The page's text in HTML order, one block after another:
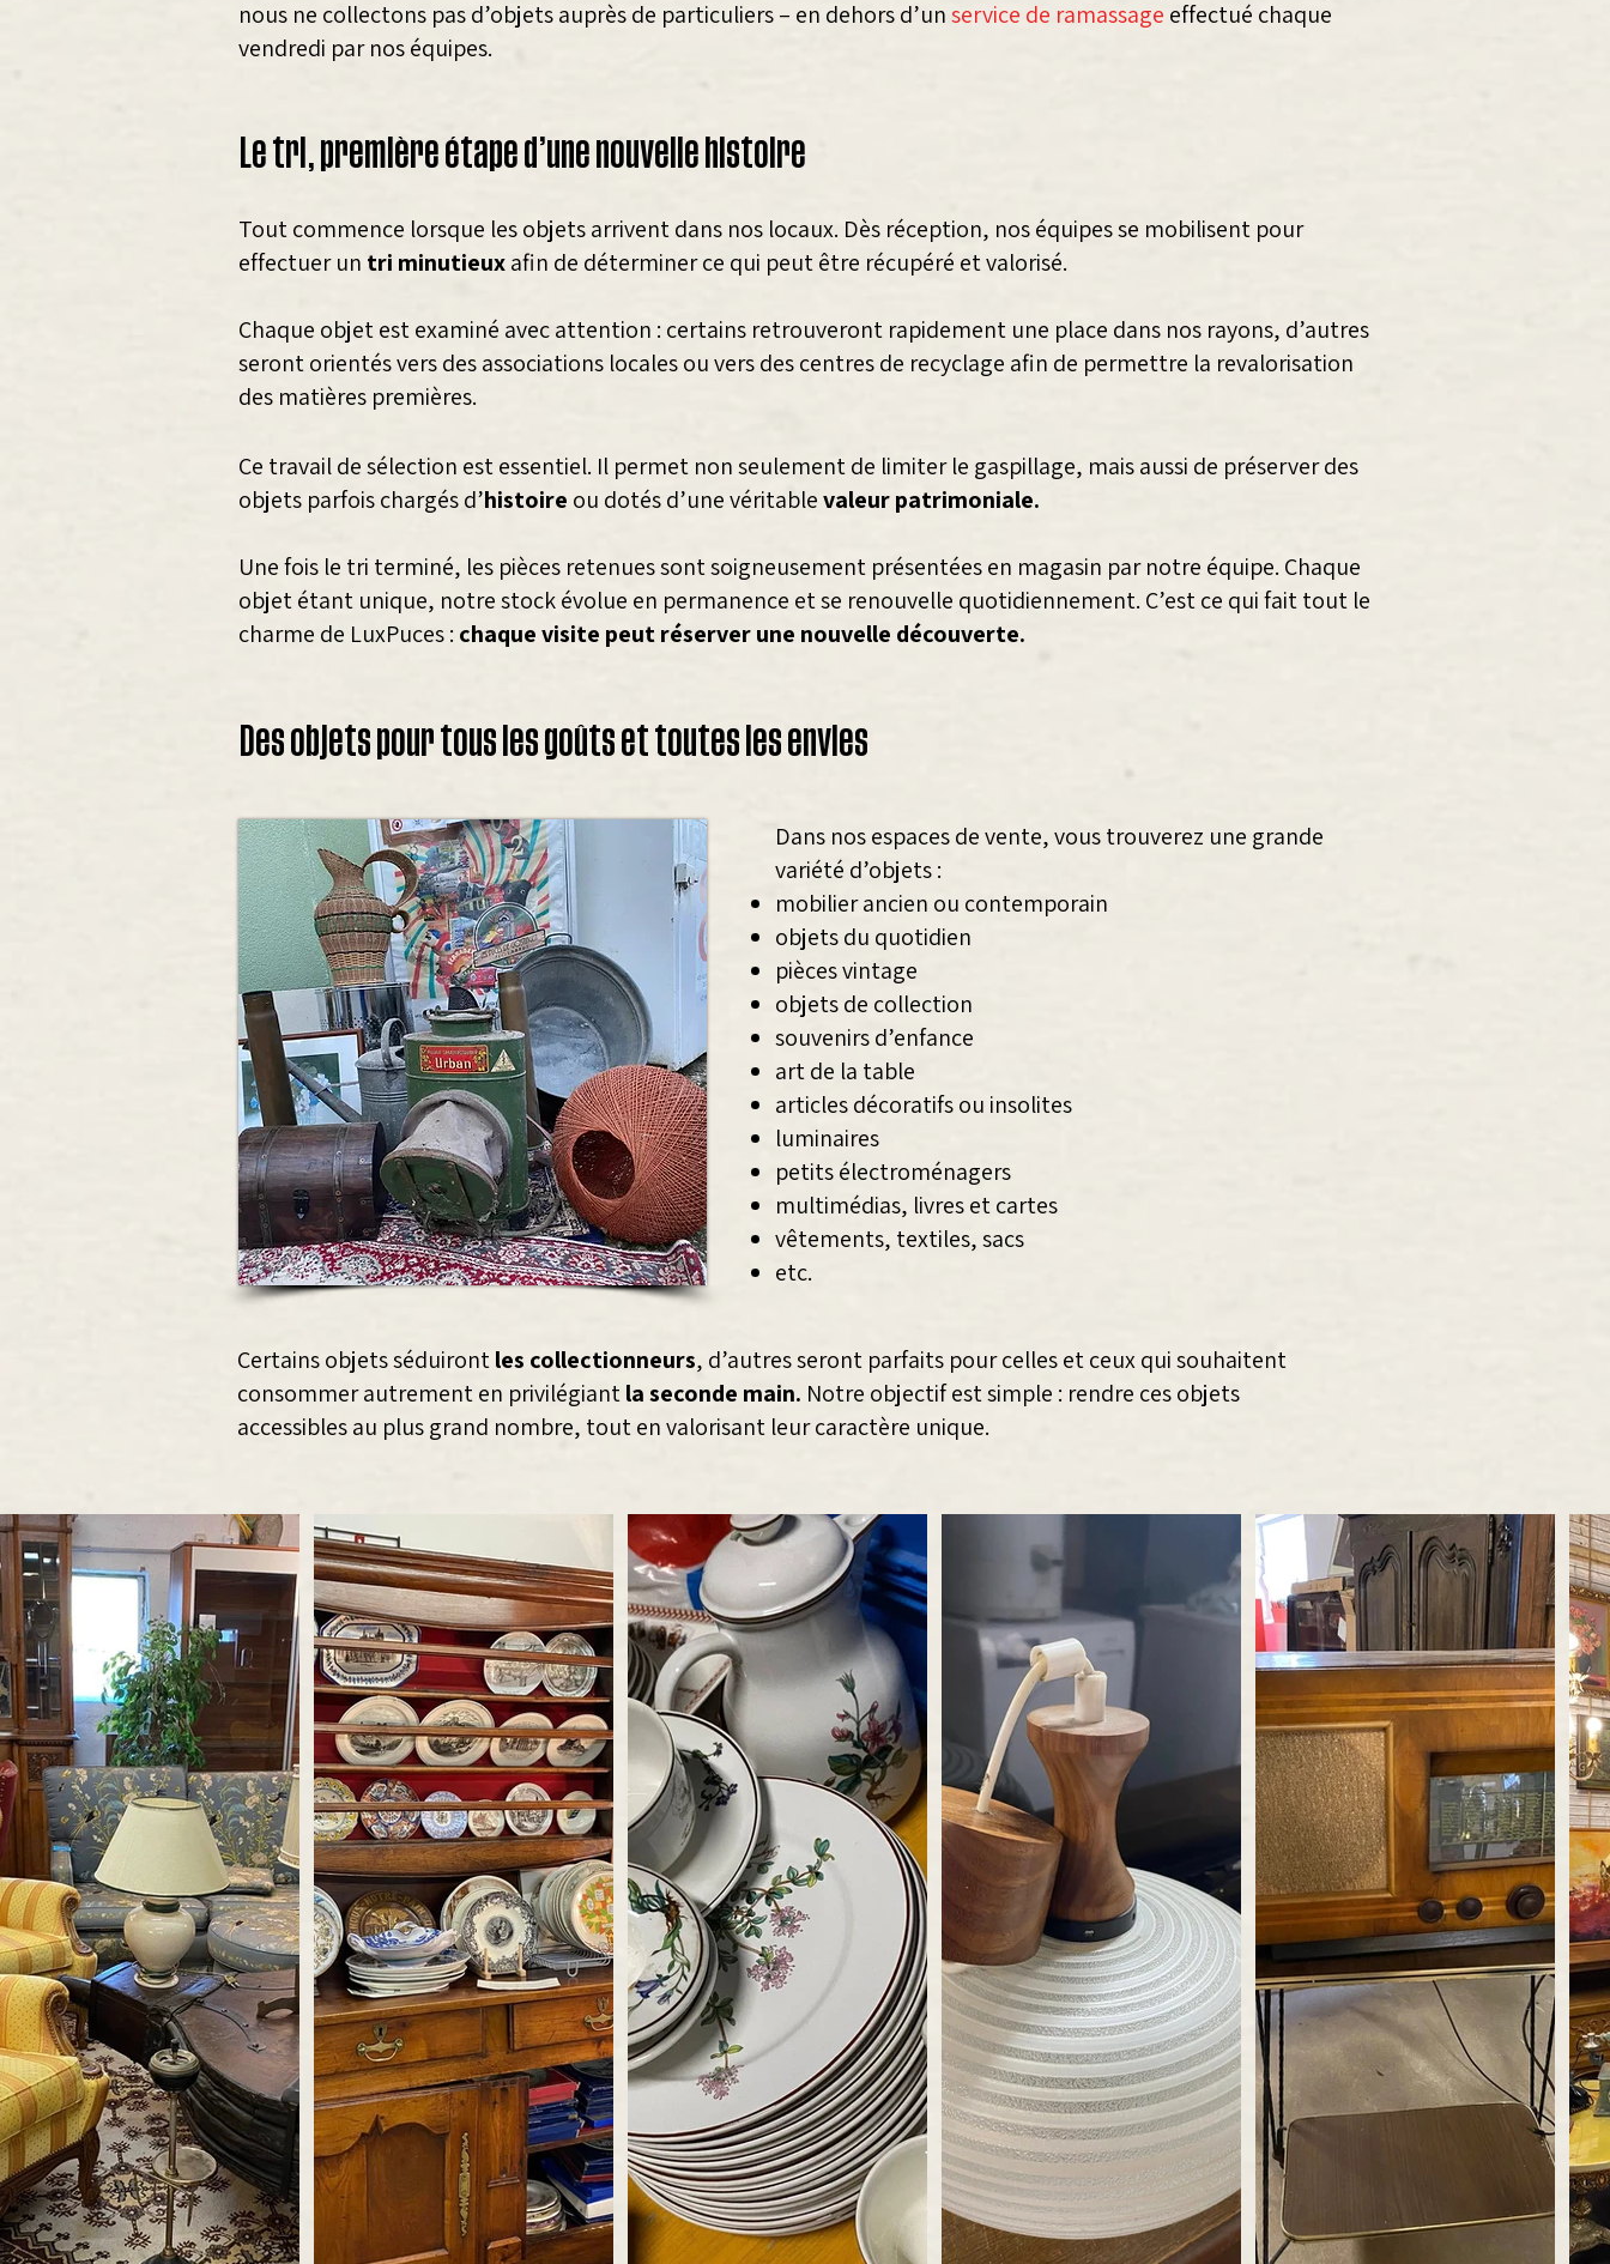
nous ne collectons pas d’objets auprès de particuliers – en dehors d’unservice de ramassage effectué chaque
vendredi par nos équipes.
Le tri, première étape d’une nouvelle histoire
Tout commence lorsque les objets arrivent dans nos locaux. Dès réception, nos équipes se mobilisent pour
effectuer un tri minutieuxafin de déterminer ce qui peut être récupéré et valorisé.
Chaque objet est examiné avec attention : certains retrouveront rapidement une place dans nos rayons, d’autres
seront orientés vers des associations locales ou vers des centres de recyclage afin de permettre la revalorisation
des matières premières.
Ce travail de sélection est essentiel. Il permet non seulement de limiter le gaspillage, mais aussi de préserver des
objets parfois chargés d’histoire ou dotés d’une véritablevaleur patrimoniale.
Une fois le tri terminé, les pièces retenues sont soigneusement présentées en magasin par notre équipe. Chaque
objet étant unique, notre stock évolue en permanence et se renouvelle quotidiennement. C’est ce qui fait tout le
charme de LuxPuces : chaque visite peut réserver une nouvelle découverte.
Des objets pour tous les goûts et toutes les envies
Dans nos espaces de vente, vous trouverez une grande
variété d’objets :
mobilier ancien ou contemporain
objets du quotidien
pièces vintage
objets de collection
souvenirs d’enfance
art de la table
articles décoratifs ou insolites
luminaires
petits électroménagers
multimédias, livres et cartes
vêtements, textiles, sacs
etc.
Certains objets séduirontles collectionneurs, d’autres seront parfaits pour celles et ceux qui souhaitent
consommer autrement en privilégiantla seconde main. Notre objectif est simple : rendre ces objets
accessibles au plus grand nombre, tout en valorisant leur caractère unique.